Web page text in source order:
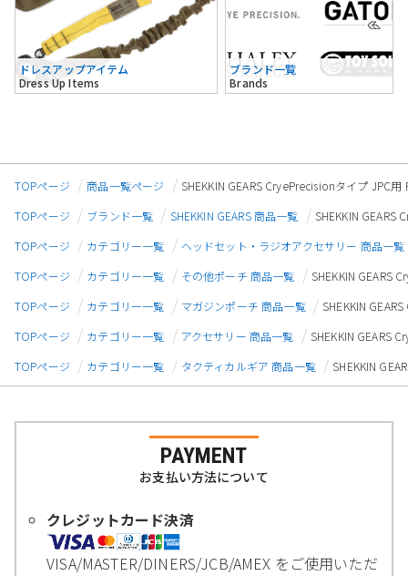
ドレスアップアイテム
Dress Up Items
ブランド一覧
Brands
TOPページ 商品一覧ページ
SHEKKIN GEARS CryePrecisionタイプ JPC
TOPページ
ブランド一覧 SHEKKIN GEARS 商品一覧
SHEKKIN
TOPページ
カテゴリー一覧
ヘッドセット・ラジオアクセサリー 商品一覧
TOPページ
カテゴリー一覧 その他ポーチ 商品一覧
SHEKKIN GEARS
TOPページ
カテゴリー一覧 マガジンポーチ 商品一覧
SHEKKIN
TOPページ
カテゴリー一覧 アクセサリー 商品一覧
SHEKKIN GEARS
TOPページ
カテゴリー一覧 タクティカルギア 商品一覧 SHEKKIN
PAYMENT
お支払い方法について
クレジットカード決済
VISA/MASTER/DINERS/JCB/AMEX をご使用いただ